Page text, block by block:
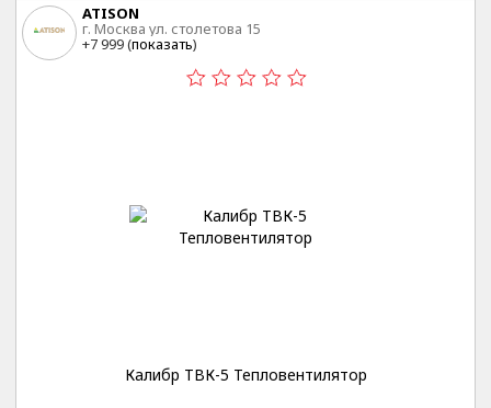
ATISON
г. Москва ул. столетова 15
+7 999 (показать)
Калибр ТВК-5 Тепловентилятор